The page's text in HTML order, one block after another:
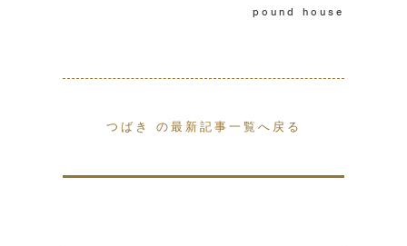
pound house
つばき の最新記事一覧へ戻る